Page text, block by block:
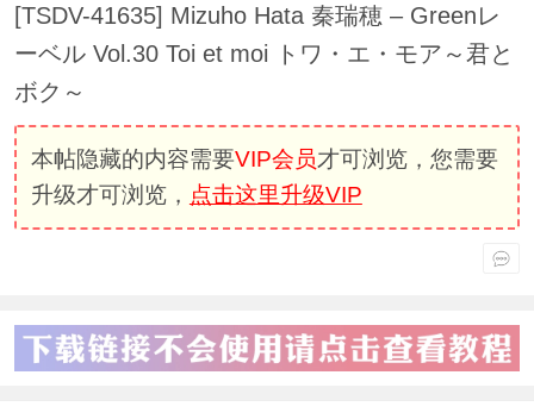
[TSDV-41635] Mizuho Hata 秦瑞穂 – Greenレ
ーベル Vol.30 Toi et moi トワ・エ・モア～君と
ボク～
本帖隐藏的内容需要VIP会员才可浏览，您需要
升级才可浏览， 点击这里升级VIP